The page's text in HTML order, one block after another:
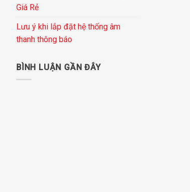
Giá Rẻ
Lưu ý khi lắp đặt hệ thống âm
thanh thông báo
BÌNH LUẬN GẦN ĐÂY